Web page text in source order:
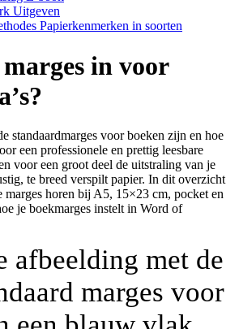
Uitgeven
Papierkenmerken in soorten
in voor
standaardmarges voor boeken zijn en hoe
een professionele en prettig leesbare
voor een groot deel de uitstraling van je
te breed verspilt papier. In dit overzicht
marges horen bij A5, 15×23 cm, pocket en
je boekmarges instelt in Word of